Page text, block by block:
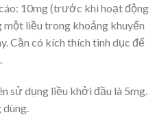
10mg (trước khi hoạt động
một liều trong khoảng khuyến
Cần có kích thích tình dục để
sử dụng liều khởi đầu là 5mg.